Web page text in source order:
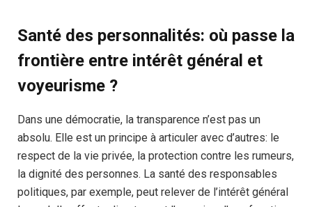
Santé des personnalités: où passe la
frontière entre intérêt général et
voyeurisme ?
Dans une démocratie, la transparence n’est pas un
absolu. Elle est un principe à articuler avec d’autres: le
respect de la vie privée, la protection contre les rumeurs,
la dignité des personnes. La santé des responsables
politiques, par exemple, peut relever de l’intérêt général